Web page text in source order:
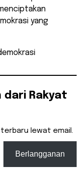
yang
dari Rakyat
lewat email.
Berlangganan